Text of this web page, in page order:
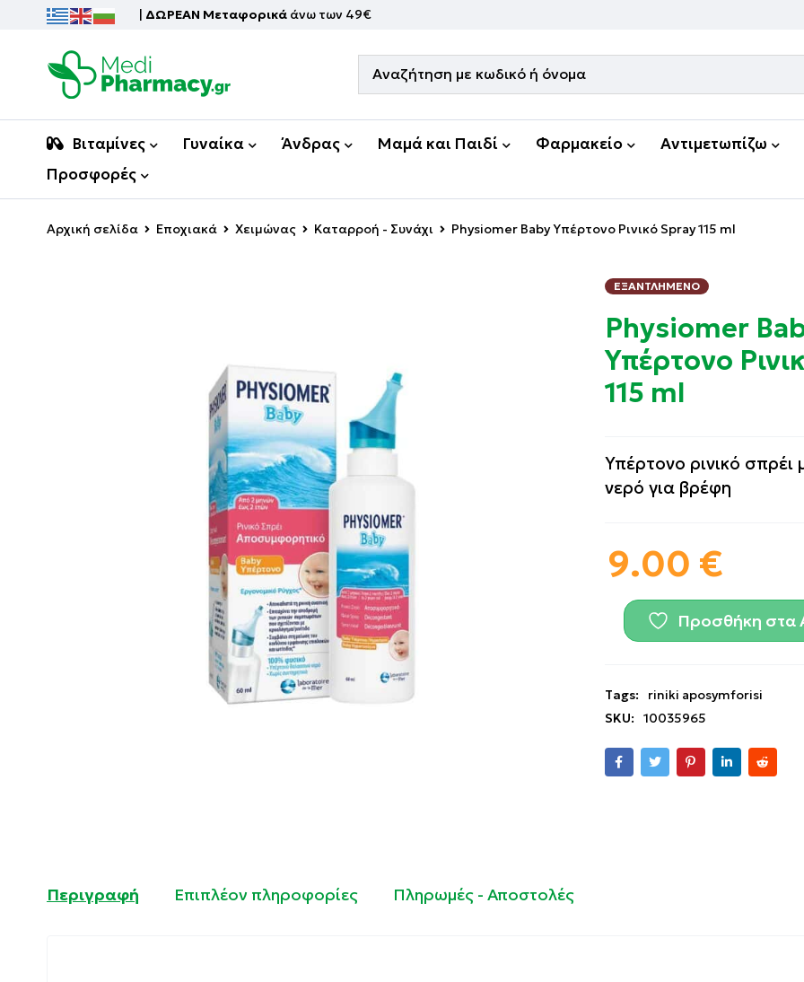
| ΔΩΡΕΑΝ Μεταφορικά άνω των 49€
Βιταμίνες Γυναίκα Άνδρας Μαμά και Παιδί Φαρμακείο Αντιμετωπίζω
Προσφορές
Αρχική σελίδα Εποχιακά Χειμώνας Καταρροή - Συνάχι Physiomer Baby Υπέρτονο Ρινικό Spray 115 ml
ΕΞΑΝΤΛΗΜΈΝΟ
Physiomer
Υπέρτονο
115 ml
Υπέρτονο ρινικό σπρέι
νερό για βρέφη
9.00 €
Προσθήκη στα
Tags:
riniki aposymforisi
SKU:
10035965
Περιγραφή Επιπλέον πληροφορίες Πληρωμές - Αποστολές